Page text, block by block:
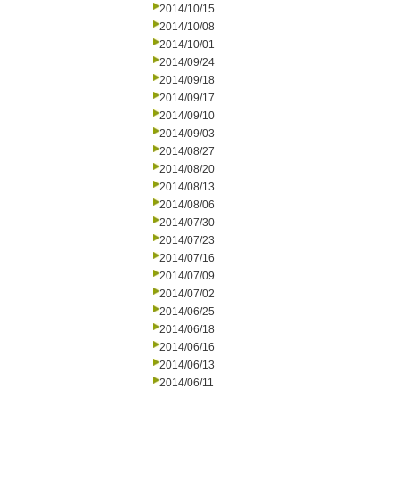
2014/10/15
2014/10/08
2014/10/01
2014/09/24
2014/09/18
2014/09/17
2014/09/10
2014/09/03
2014/08/27
2014/08/20
2014/08/13
2014/08/06
2014/07/30
2014/07/23
2014/07/16
2014/07/09
2014/07/02
2014/06/25
2014/06/18
2014/06/16
2014/06/13
2014/06/11